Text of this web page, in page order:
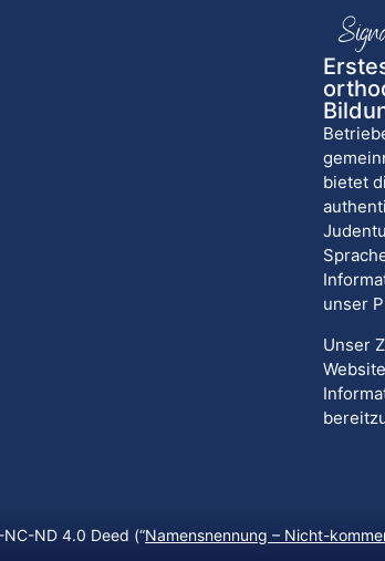
bietet
unser
Unser
ND 4.0 Deed (“Namensnennung – Nicht-